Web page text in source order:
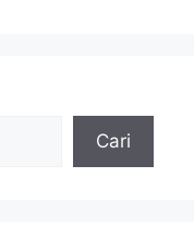
Cari